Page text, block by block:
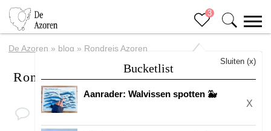
3
Bucketlist
Sluiten (x)
Aanrader: Walvissen spotten 🐳
X
De Azoren » blog » Rondreis Azoren
Rondreis Azoren